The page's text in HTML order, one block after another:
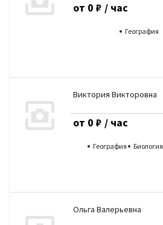
География
от 0 ₽ / час
География Биология
от 0 ₽ / час
Виктория Викторовна
Ольга Валерьевна